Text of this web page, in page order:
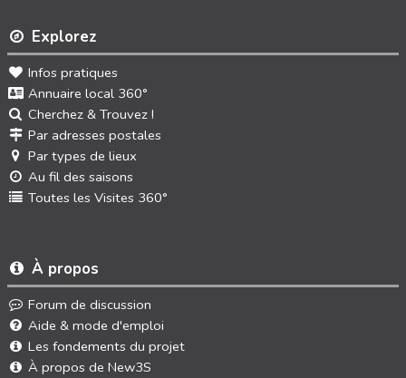
Explorez
Infos pratiques
Annuaire local 360°
Cherchez & Trouvez !
Par adresses postales
Par types de lieux
Au fil des saisons
Toutes les Visites 360°
À propos
Forum de discussion
Aide & mode d'emploi
Les fondements du projet
À propos de New3S